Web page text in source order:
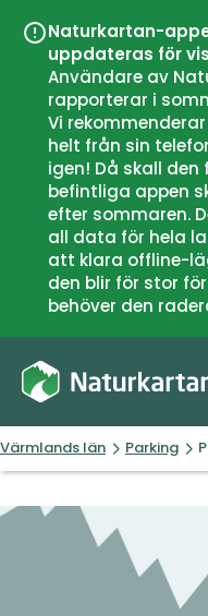
Naturkartan-
uppdateras för
Användare av
rapporterar i
Vi
helt från sin
igen! Då skall den
befintliga appen
efter sommaren.
all data för hela
att klara offline-
den blir för stor
behöver den
Värmlands län Parking